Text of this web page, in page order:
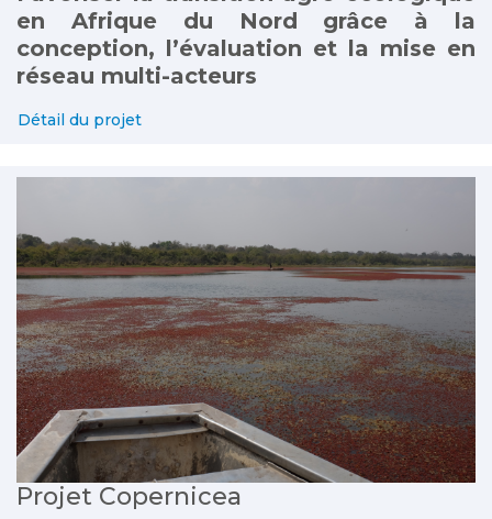
en Afrique du Nord grâce à la
conception, l’évaluation et la mise en
réseau multi-acteurs
Détail du projet
Projet Copernicea